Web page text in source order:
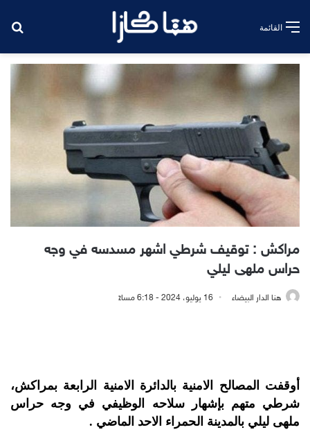
القائمة
مراكش : توقيف شرطي اشهر مسدسه في وجه
حراس ملهى ليلي
هنا الدار البيضاء 16 يوليو، 2024 - 6:18 مساءً
أوقفت المصالح الامنية بالدائرة الامنية الرابعة بمراكش،
شرطي متهم بإشهار سلاحه الوظيفي في وجه حراس
ملهى ليلي بالمدينة الحمراء الاحد الماضي .